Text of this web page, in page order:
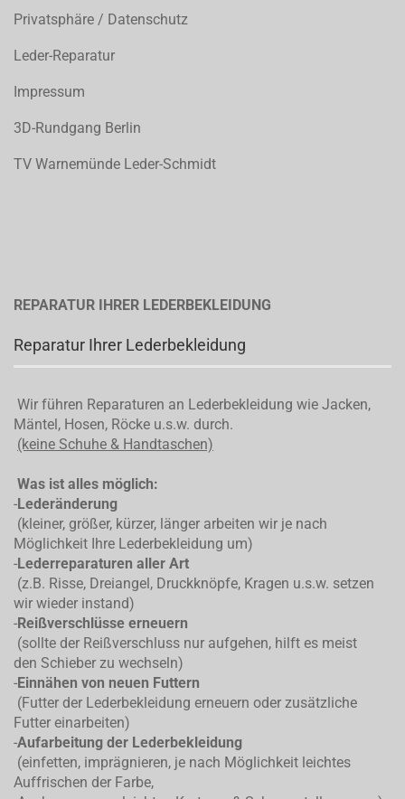
Privatsphäre / Datenschutz
Leder-Reparatur
Impressum
3D-Rundgang Berlin
TV Warnemünde Leder-Schmidt
REPARATUR IHRER LEDERBEKLEIDUNG
Reparatur Ihrer Lederbekleidung
Wir führen Reparaturen an Lederbekleidung wie Jacken,
Mäntel, Hosen, Röcke u.s.w. durch.
(keine Schuhe & Handtaschen)
Was ist alles möglich:
-Lederänderung
(kleiner, größer, kürzer, länger arbeiten wir je nach
Möglichkeit Ihre Lederbekleidung um)
-Lederreparaturen aller Art
(z.B. Risse, Dreiangel, Druckknöpfe, Kragen u.s.w. setzen
wir wieder instand)
-Reißverschlüsse erneuern
(sollte der Reißverschluss nur aufgehen, hilft es meist
den Schieber zu wechseln)
-Einnähen von neuen Futtern
(Futter der Lederbekleidung erneuern oder zusätzliche
Futter einarbeiten)
-Aufarbeitung der Lederbekleidung
(einfetten, imprägnieren, je nach Möglichkeit leichtes
Auffrischen der Farbe,